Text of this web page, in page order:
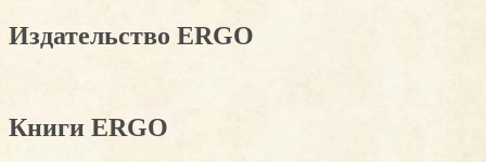
Издательство ERGO
Книги ERGO